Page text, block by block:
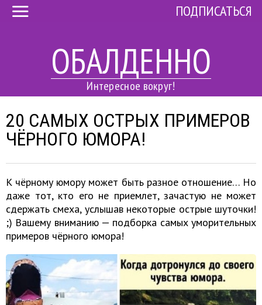
ОБАЛДЕННО
Интересное вокруг!
ПОДПИСАТЬСЯ
20 САМЫХ ОСТРЫХ ПРИМЕРОВ
ЧЁРНОГО ЮМОРА!
К чёрному юмору может быть разное отношение… Но
даже тот, кто его не приемлет, зачастую не может
сдержать смеха, услышав некоторые острые шуточки!
;) Вашему вниманию — подборка самых уморительных
примеров чёрного юмора!